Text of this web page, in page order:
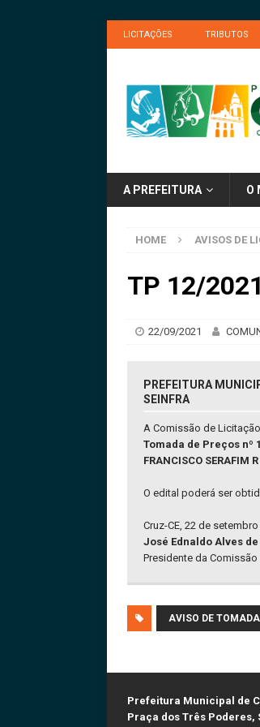
LICITAÇÕES TRIBUTOS
A PREFEITURA O
HOME AVISOS DE
TP 12/
22/09/2021
PREFEITURA
SEINFRA
A Comissão de
Tomada de Preços nº
FRANCISCO SERAFIM
O edital poderá ser
Cruz-CE, 22 de setembro
José Ednaldo Alves de
Presidente da
AVISO DE
Prefeitura Municipal de
Praça dos Três Poderes,